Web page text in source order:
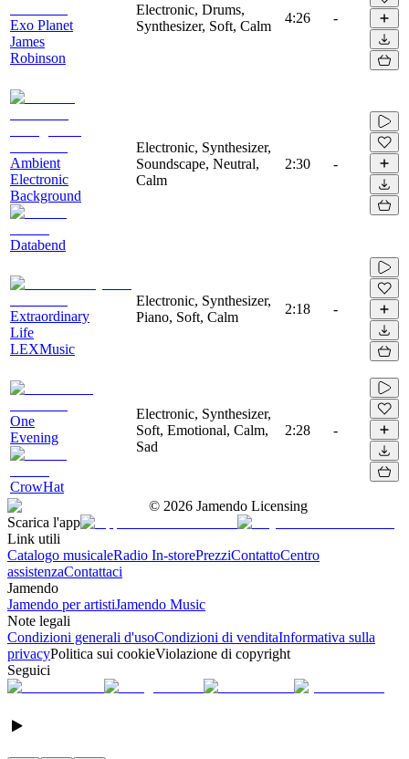
Exo Planet
James
Robinson
Electronic, Drums,
Synthesizer, Soft, Calm
4:26 -
Ambient
Electronic
Background
Databend
Electronic, Synthesizer,
Soundscape, Neutral,
Calm
2:30 -
Extraordinary
Life
LEXMusic
Electronic, Synthesizer,
Piano, Soft, Calm
2:18 -
One
Evening
CrowHat
Electronic, Synthesizer,
Soft, Emotional, Calm,
Sad
2:28 -
© 2026 Jamendo Licensing
Scarica l'app
Link utili
Catalogo musicaleRadio In-storePrezziContattoCentro
assistenzaContattaci
Jamendo
Jamendo per artistiJamendo Music
Note legali
Condizioni generali d'usoCondizioni di venditaInformativa sulla
privacyPolitica sui cookieViolazione di copyright
Seguici